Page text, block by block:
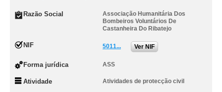
Razão Social
Associação Humanitária Dos
Bombeiros Voluntários De
Castanheira Do Ribatejo
NIF 5011... Ver NIF
Forma jurídica ASS
Atividade Atividades de protecção civil